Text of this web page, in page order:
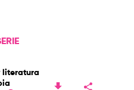
literatura